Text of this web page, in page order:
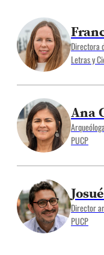
Directora
Letras y
Ana
PUCP
Director
PUCP